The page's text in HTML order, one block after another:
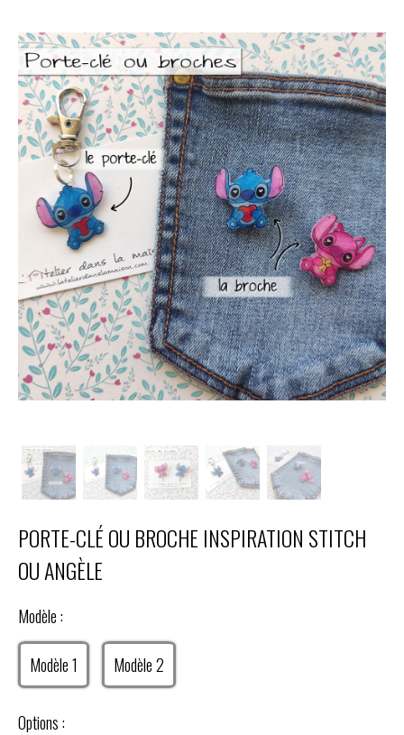
PORTE-CLÉ OU BROCHE INSPIRATION STITCH
OU ANGÈLE
Modèle :
Modèle 1 Modèle 2
Options :